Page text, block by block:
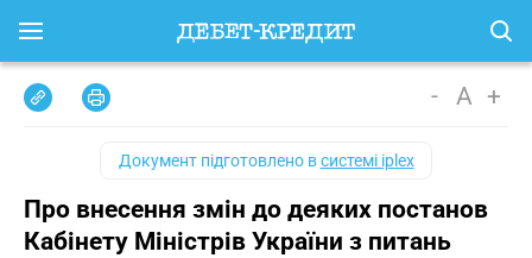
- A +
Документ підготовлено всистемі iplex
Про внесення змін до деяких постанов
Кабінету Міністрів України з питань